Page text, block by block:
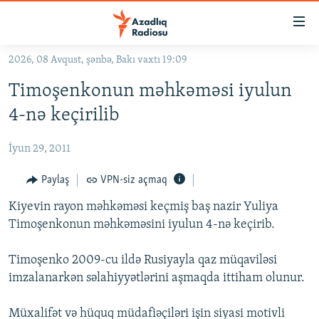
Əsas
qayıt
Əsas
qayıt
#İZAHLA
KORRUPSIOMETR
#ƏSLINDƏ
FƏRQƏ BAX
QANUNI DOĞRU
ARAŞDIRMA
MULTIMEDIA
VIDEO
FOTOQALEREYA
RADIO ARXIV
OXU ZALI
HAQQIMIZDA
2026, 08 Avqust, şənbə, Bakı vaxtı 19:09
Timoşenkonun məhkəməsi iyulun
4-nə keçirilib
İyun 29, 2011
Paylaş VPN-siz açmaq
Kiyevin rayon məhkəməsi keçmiş baş nazir Yuliya
Timoşenkonun məhkəməsini iyulun 4-nə keçirib.
Timoşenko 2009-cu ildə Rusiyayla qaz müqaviləsi
imzalanarkən səlahiyyətlərini aşmaqda ittiham olunur.
Müxalifət və hüquq müdafiəçiləri işin siyasi motivli